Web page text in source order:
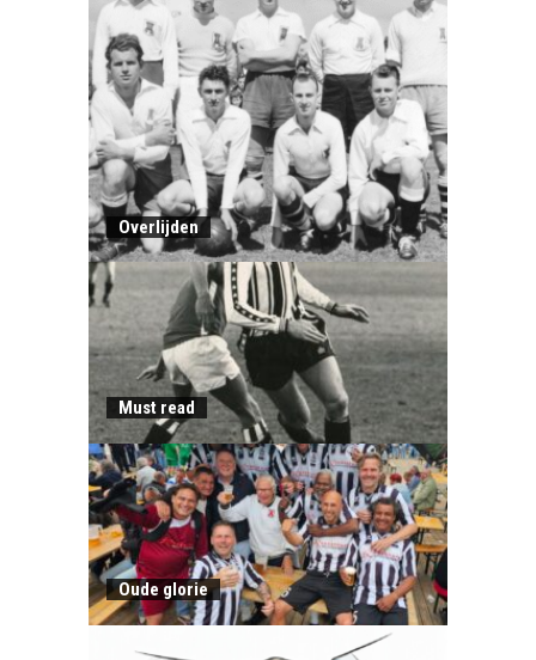
Overlijden
Must read
Oude glorie